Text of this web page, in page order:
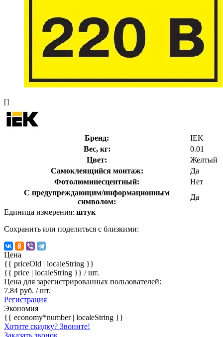
[]
Бренд:
IEK
Вес, кг:
0.01
Цвет:
Желтый
Самоклеящийся монтаж:
Да
Фотолюминесцентный:
Нет
С предупреждающим/информационным
символом:
Да
Единица измерения: штук
Сохранить или поделиться с близкими:
Цена
{{ priceOld | localeString }}
{{ price | localeString }} / шт.
Цена для зарегистрированных пользователей:
7.84 руб. / шт.
Регистрация
Экономия
{{ economy*number | localeString }}
Хотите скидку? Звоните!
Заказать звонок